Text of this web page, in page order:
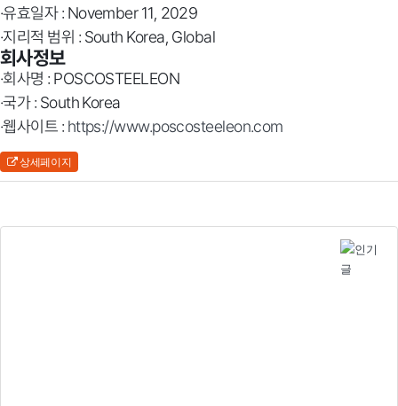
·유효일자 : November 11, 2029
·지리적 범위 : South Korea, Global
회사정보
·회사명 : POSCOSTEELEON
·국가 : South Korea
·웹사이트 : https://www.poscosteeleon.com
상세페이지